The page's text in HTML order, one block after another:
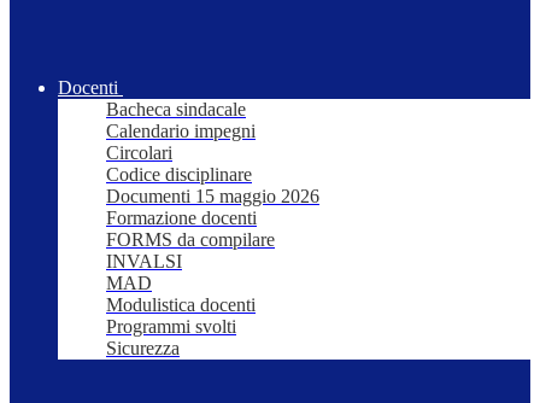
Docenti
Bacheca sindacale
Calendario impegni
Circolari
Codice disciplinare
Documenti 15 maggio 2026
Formazione docenti
FORMS da compilare
INVALSI
MAD
Modulistica docenti
Programmi svolti
Sicurezza